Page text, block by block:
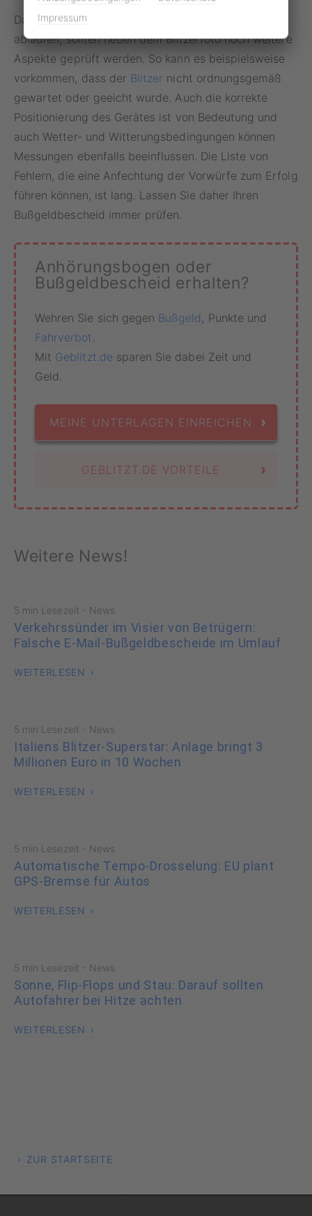
Da Bußgeldverfahren nicht immer ohne Fehler
ablaufen, sollten neben dem Blitzerfoto noch weitere
Aspekte geprüft werden. So kann es beispielsweise
vorkommen, dass der Blitzer nicht ordnungsgemäß
gewartet oder geeicht wurde. Auch die korrekte
Positionierung des Gerätes ist von Bedeutung und
auch Wetter- und Witterungsbedingungen können
Messungen ebenfalls beeinflussen. Die Liste von
Fehlern, die eine Anfechtung der Vorwürfe zum Erfolg
führen können, ist lang. Lassen Sie daher Ihren
Bußgeldbescheid immer prüfen.
Anhörungsbogen oder
Bußgeldbescheid erhalten?
Wehren Sie sich gegen Bußgeld , Punkte und
Fahrverbot
Mit Geblitzt.de sparen Sie dabei Zeit und
Geld.
MEINE UNTERLAGEN EINREICHEN ›
GEBLITZT.DE VORTEILE ›
Weitere News!
5 min Lesezeit · News
Verkehrssünder im Visier von Betrügern:
Falsche E-Mail-Bußgeldbescheide im Umlauf
WEITERLESEN
5 min Lesezeit · News
Italiens Blitzer-Superstar: Anlage bringt 3
Millionen Euro in 10 Wochen
WEITERLESEN
5 min Lesezeit · News
Automatische Tempo-Drosselung: EU plant
GPS-Bremse für Autos
WEITERLESEN
5 min Lesezeit · News
Sonne, Flip-Flops und Stau: Darauf sollten
Autofahrer bei Hitze achten
WEITERLESEN
ZUR STARTSEITE
Impressum